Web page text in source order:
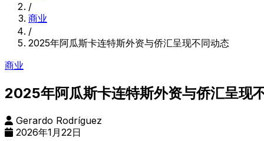
/
商业
/
2025年阿瓜斯卡连特斯外资与侨汇呈现不同动态
商业
2025年阿瓜斯卡连特斯外资与侨汇呈现
Gerardo Rodríguez
2026年1月22日